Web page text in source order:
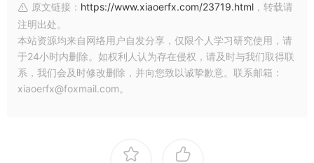
原文链接： https://www.xiaoerfx.com/23719.html ，转载请
注明出处。
本站资源均来自网络用户自发分享，仅限个人学习研究使用，请
于24小时内删除。如权利人认为存在侵权，请及时与我们取得联
系，我们会及时修改删除，并向您致以诚挚歉意。联系邮箱：
xiaoerfx@foxmail.com。